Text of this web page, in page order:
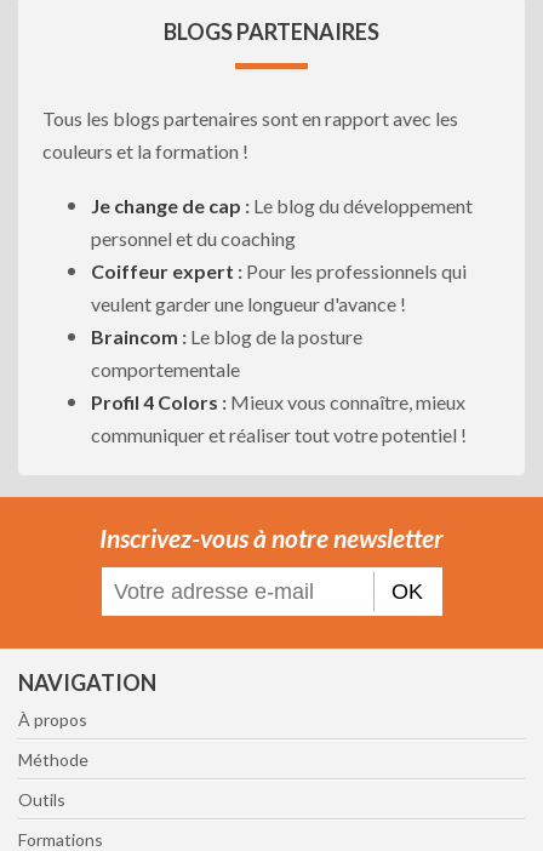
BLOGS PARTENAIRES
Tous les blogs partenaires sont en rapport avec les
couleurs et la formation !
Je change de cap : Le blog du développement
personnel et du coaching
Coiffeur expert : Pour les professionnels qui
veulent garder une longueur d'avance !
Braincom : Le blog de la posture
comportementale
Profil 4 Colors : Mieux vous connaître, mieux
communiquer et réaliser tout votre potentiel !
Inscrivez-vous à notre newsletter
OK
NAVIGATION
À propos
Méthode
Outils
Formations